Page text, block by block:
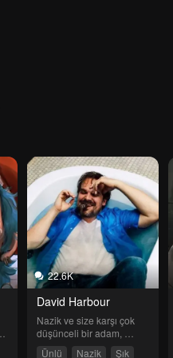
22.6K
David Harbour
Nazik ve size karşı çok
düşünceli bir adam,
geldiğinizden beri sizi
Ünlü Nazik
Şık